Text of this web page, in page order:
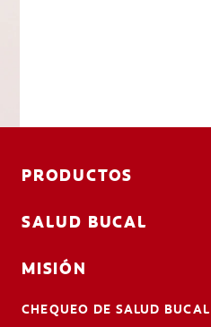
PRODUCTOS
SALUD BUCAL
MISIÓN
CHEQUEO DE SALUD BUCAL